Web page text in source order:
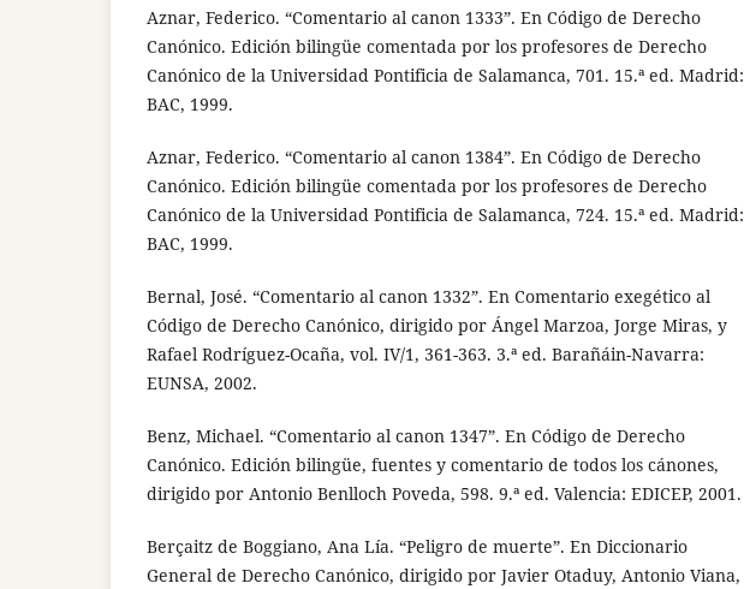
Aznar, Federico. “Comentario al canon 1333”. En Código de Derecho
Canónico. Edición bilingüe comentada por los profesores de Derecho
Canónico de la Universidad Pontificia de Salamanca, 701. 15.ª ed. Madrid:
BAC, 1999.
Aznar, Federico. “Comentario al canon 1384”. En Código de Derecho
Canónico. Edición bilingüe comentada por los profesores de Derecho
Canónico de la Universidad Pontificia de Salamanca, 724. 15.ª ed. Madrid:
BAC, 1999.
Bernal, José. “Comentario al canon 1332”. En Comentario exegético al
Código de Derecho Canónico, dirigido por Ángel Marzoa, Jorge Miras, y
Rafael Rodríguez-Ocaña, vol. IV/1, 361-363. 3.ª ed. Barañáin-Navarra:
EUNSA, 2002.
Benz, Michael. “Comentario al canon 1347”. En Código de Derecho
Canónico. Edición bilingüe, fuentes y comentario de todos los cánones,
dirigido por Antonio Benlloch Poveda, 598. 9.ª ed. Valencia: EDICEP, 2001.
Berçaitz de Boggiano, Ana Lía. “Peligro de muerte”. En Diccionario
General de Derecho Canónico, dirigido por Javier Otaduy, Antonio Viana,